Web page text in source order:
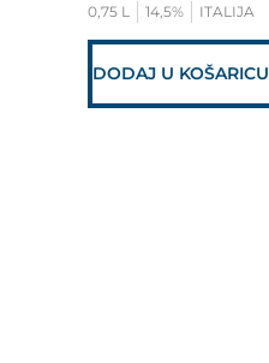
0,75 L 14,5% ITALIJA
DODAJ U KOŠARICU